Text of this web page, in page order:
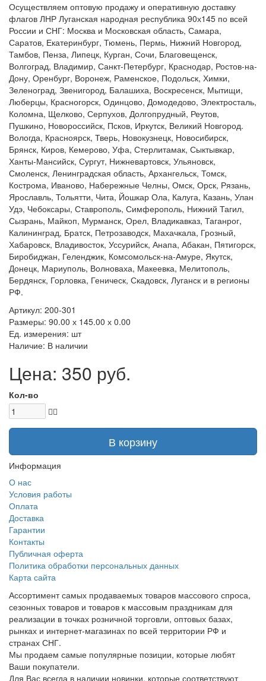
Осуществляем оптовую продажу и оперативную доставку
флагов ЛНР Луганская народная республика 90х145 по всей
России и СНГ: Москва и Московская область, Самара,
Саратов, Екатеринбург, Тюмень, Пермь, Нижний Новгород,
Тамбов, Пенза, Липецк, Курган, Сочи, Благовещенск,
Волгоград, Владимир, Санкт-Петербург, Краснодар, Ростов-на-
Дону, Оренбург, Воронеж, Раменское, Подольск, Химки,
Зеленоград, Звенигород, Балашиха, Воскресенск, Мытищи,
Люберцы, Красногорск, Одинцово, Домодедово, Электросталь,
Коломна, Щелково, Серпухов, Долгопрудный, Реутов,
Пушкино, Новороссийск, Псков, Иркутск, Великий Новгород.
Вологда, Красноярск, Тверь, Новокузнецк, Новосибирск,
Брянск, Киров, Кемерово, Уфа, Стерлитамак, Сыктывкар,
Ханты-Мансийск, Сургут, Нижневартовск, Ульяновск,
Смоленск, Ленинградская область, Архангельск, Томск,
Кострома, Иваново, Набережные Челны, Омск, Орск, Рязань,
Ярославль, Тольятти, Чита, Йошкар Ола, Калуга, Казань, Улан
Удэ, Чебоксары, Ставрополь, Симферополь, Нижний Тагил,
Сызрань, Майкоп, Мурманск, Орел, Владикавказ, Таганрог,
Калининград, Братск, Петрозаводск, Махачкала, Грозный,
Хабаровск, Владивосток, Уссурийск, Анапа, Абакан, Пятигорск,
Биробиджан, Геленджик, Комсомольск-на-Амуре, Якутск,
Донецк, Мариуполь, Волноваха, Макеевка, Мелитополь,
Бердянск, Горловка, Геническ, Скадовск, Луганск и в регионы
РФ.
Артикул: 200-301
Размеры: 90.00 х 145.00 х 0.00
Ед. измерения: шт
Наличие: В наличии
Цена: 350 руб.
Кол-во
В корзину
Информация
О нас
Условия работы
Оплата
Доставка
Гарантии
Контакты
Публичная оферта
Политика обработки персональных данных
Карта сайта
Ассортимент самых продаваемых товаров массового спроса,
сезонных товаров и товаров к массовым праздникам для
реализации в точках розничной торговли, оптовых базах,
рынках и интернет-магазинах по всей территории РФ и
странах СНГ.
Мы продаем самые популярные позиции, которые любят
Ваши покупатели.
Для Вас всегда в наличии новинки, которые соответствуют